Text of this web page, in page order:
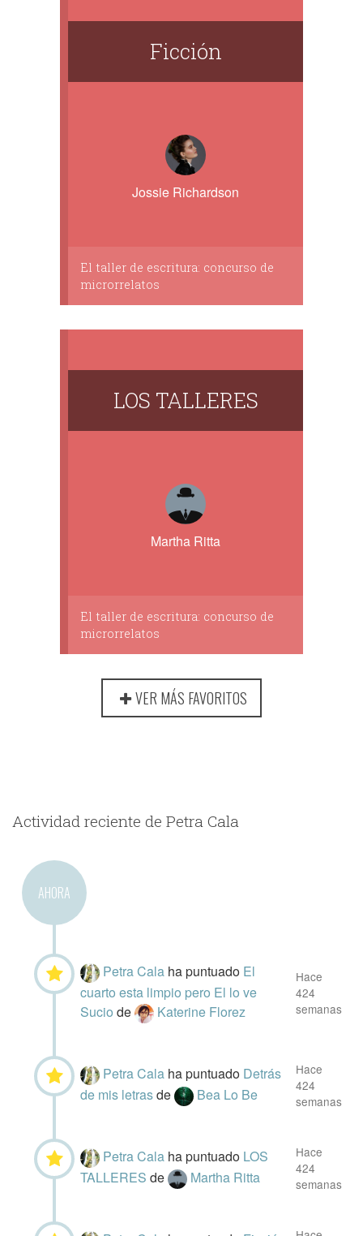
Ficción
Jossie Richardson
El taller de escritura: concurso de
microrrelatos
LOS TALLERES
Martha Ritta
El taller de escritura: concurso de
microrrelatos
VER MÁS FAVORITOS
Actividad reciente de Petra Cala
AHORA
Petra Cala ha puntuado El
cuarto esta limpio pero El lo ve
Suciode Katerine Florez
Hace
424
semanas
Petra Cala ha puntuado Detrás
de mis letrasde Bea Lo Be
Hace
424
semanas
Petra Cala ha puntuado LOS
TALLERESde Martha Ritta
Hace
424
semanas